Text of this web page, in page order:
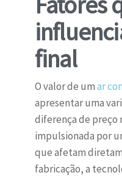
final
O valor de umar
apresentar uma
diferença de preço
impulsionada por
que afetam
fabricação, a